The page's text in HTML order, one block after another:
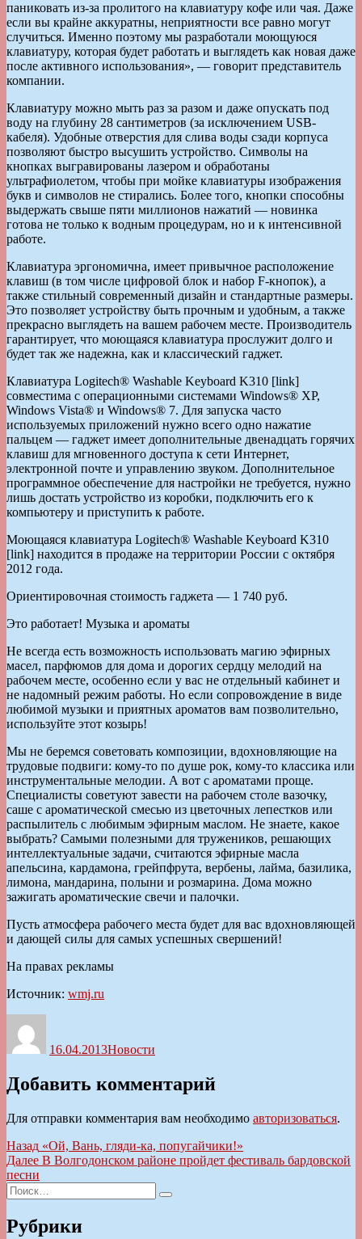
паниковать из-за пролитого на клавиатуру кофе или чая. Даже
если вы крайне аккуратны, неприятности все равно могут
случиться. Именно поэтому мы разработали моющуюся
клавиатуру, которая будет работать и выглядеть как новая даже
после активного использования», — говорит представитель
компании.
Клавиатуру можно мыть раз за разом и даже опускать под
воду на глубину 28 сантиметров (за исключением USB-
кабеля). Удобные отверстия для слива воды сзади корпуса
позволяют быстро высушить устройство. Символы на
кнопках выгравированы лазером и обработаны
ультрафиолетом, чтобы при мойке клавиатуры изображения
букв и символов не стирались. Более того, кнопки способны
выдержать свыше пяти миллионов нажатий — новинка
готова не только к водным процедурам, но и к интенсивной
работе.
Клавиатура эргономична, имеет привычное расположение
клавиш (в том числе цифровой блок и набор F-кнопок), а
также стильный современный дизайн и стандартные размеры.
Это позволяет устройству быть прочным и удобным, а также
прекрасно выглядеть на вашем рабочем месте. Производитель
гарантирует, что моющаяся клавиатура прослужит долго и
будет так же надежна, как и классический гаджет.
Клавиатура Logitech® Washable Keyboard K310 [link]
совместима с операционными системами Windows® XP,
Windows Vista® и Windows® 7. Для запуска часто
используемых приложений нужно всего одно нажатие
пальцем — гаджет имеет дополнительные двенадцать горячих
клавиш для мгновенного доступа к сети Интернет,
электронной почте и управлению звуком. Дополнительное
программное обеспечение для настройки не требуется, нужно
лишь достать устройство из коробки, подключить его к
компьютеру и приступить к работе.
Моющаяся клавиатура Logitech® Washable Keyboard K310
[link] находится в продаже на территории России с октября
2012 года.
Ориентировочная стоимость гаджета — 1 740 руб.
Это работает! Музыка и ароматы
Не всегда есть возможность использовать магию эфирных
масел, парфюмов для дома и дорогих сердцу мелодий на
рабочем месте, особенно если у вас не отдельный кабинет и
не надомный режим работы. Но если сопровождение в виде
любимой музыки и приятных ароматов вам позволительно,
используйте этот козырь!
Мы не беремся советовать композиции, вдохновляющие на
трудовые подвиги: кому-то по душе рок, кому-то классика или
инструментальные мелодии. А вот с ароматами проще.
Специалисты советуют завести на рабочем столе вазочку,
саше с ароматической смесью из цветочных лепестков или
распылитель с любимым эфирным маслом. Не знаете, какое
выбрать? Самыми полезными для тружеников, решающих
интеллектуальные задачи, считаются эфирные масла
апельсина, кардамона, грейпфрута, вербены, лайма, базилика,
лимона, мандарина, полыни и розмарина. Дома можно
зажигать ароматические свечи и палочки.
Пусть атмосфера рабочего места будет для вас вдохновляющей
и дающей силы для самых успешных свершений!
На правах рекламы
Источник: wmj.ru
16.04.2013Новости
Добавить комментарий
Для отправки комментария вам необходимо авторизоваться.
Навигация
по
записям
Назад Предыдущая
запись:
«Ой, Вань, гляди-ка, попугайчики!»
Далее Следующая
В Волгодонском районе пройдет фестиваль бардовской
песни
Искать:
Поиск
Рубрики